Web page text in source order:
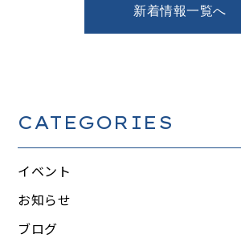
新着情報一覧へ
CATEGORIES
イベント
お知らせ
ブログ